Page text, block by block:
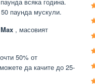
паунда мускули.
, масовият
50% от
да качите до 25-